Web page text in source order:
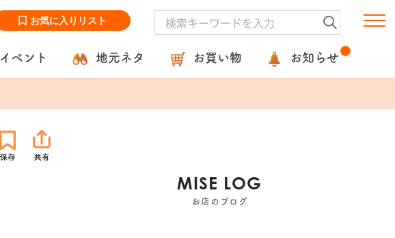
お気に入りリスト
イベント 地元ネタ お買い物 お知らせ
MISE LOG
お店のブログ